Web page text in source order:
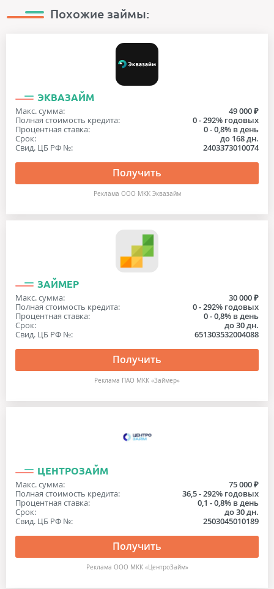
С личным кабинетом
Похожие займы:
ЭКВАЗАЙМ
Макс. сумма:
49 000 ₽
Полная стоимость кредита:
0 - 292% годовых
Процентная ставка:
0 - 0,8% в день
Срок:
до 168 дн.
Свид. ЦБ РФ №:
2403373010074
Получить
Реклама ООО МКК Эквазайм
ЗАЙМЕР
Макс. сумма:
30 000 ₽
Полная стоимость кредита:
0 - 292% годовых
Процентная ставка:
0 - 0,8% в день
Срок:
до 30 дн.
Свид. ЦБ РФ №:
651303532004088
Получить
Реклама ПАО МКК «Займер»
ЦЕНТРОЗАЙМ
Макс. сумма:
75 000 ₽
Полная стоимость кредита:
36,5 - 292% годовых
Процентная ставка:
0,1 - 0,8% в день
Срок:
до 30 дн.
Свид. ЦБ РФ №:
2503045010189
Получить
Реклама ООО МКК «ЦентроЗайм»